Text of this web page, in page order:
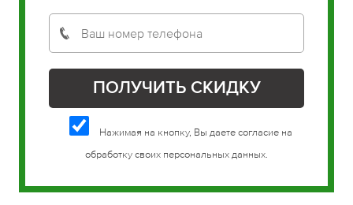
Нажимая на кнопку, Вы даете согласие на
обработку своих персональных данных.